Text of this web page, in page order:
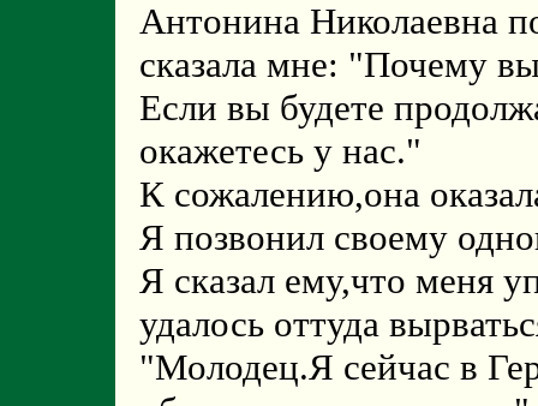
Антонина Николаевна
сказала мне: "Почему
Если вы будете
окажетесь у нас."
К сожалению,она
Я позвонил своему
Я сказал ему,что меня
удалось оттуда
"Молодец.Я сейчас в